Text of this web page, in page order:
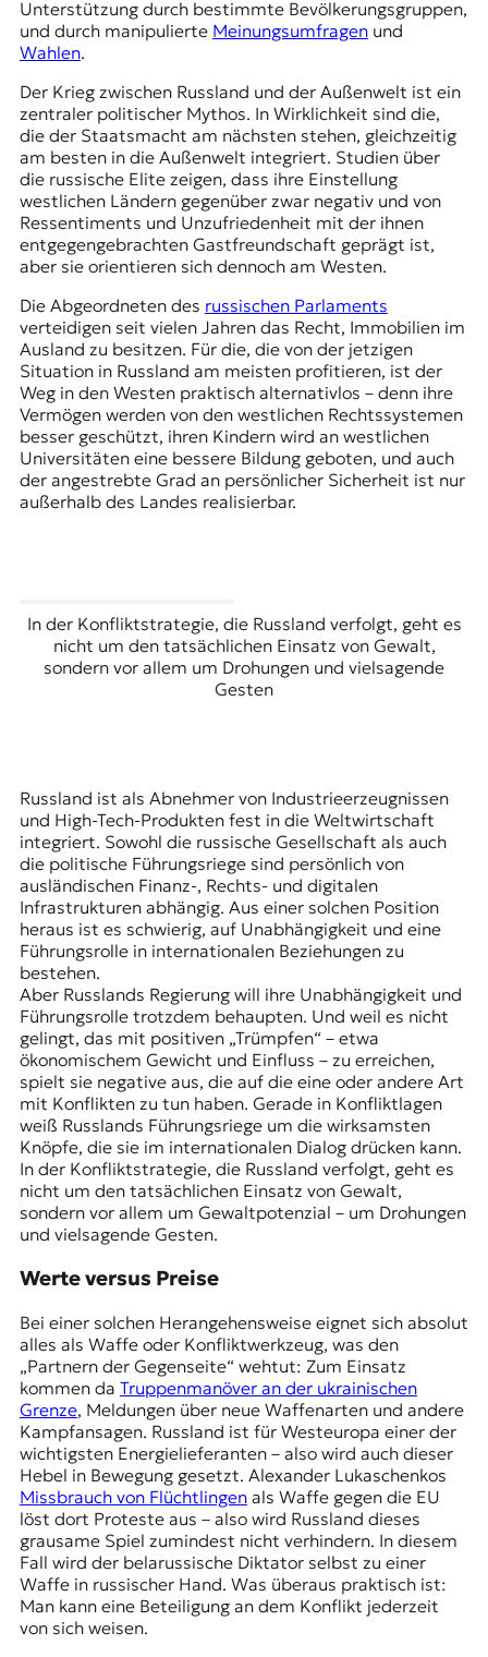
Unterstützung durch bestimmte Bevölkerungsgruppen,
und durch manipulierte Meinungsumfragenund
Wahlen.
Der Krieg zwischen Russland und der Außenwelt ist ein
zentraler politischer Mythos. In Wirklichkeit sind die,
die der Staatsmacht am nächsten stehen, gleichzeitig
am besten in die Außenwelt integriert. Studien über
die russische Elite zeigen, dass ihre Einstellung
westlichen Ländern gegenüber zwar negativ und von
Ressentiments und Unzufriedenheit mit der ihnen
entgegengebrachten Gastfreundschaft geprägt ist,
aber sie orientieren sich dennoch am Westen.
Die Abgeordneten des russischen Parlaments
verteidigen seit vielen Jahren das Recht, Immobilien im
Ausland zu besitzen. Für die, die von der jetzigen
Situation in Russland am meisten profitieren, ist der
Weg in den Westen praktisch alternativlos – denn ihre
Vermögen werden von den westlichen Rechtssystemen
besser geschützt, ihren Kindern wird an westlichen
Universitäten eine bessere Bildung geboten, und auch
der angestrebte Grad an persönlicher Sicherheit ist nur
außerhalb des Landes realisierbar.
In der Konfliktstrategie, die Russland verfolgt, geht es
nicht um den tatsächlichen Einsatz von Gewalt,
sondern vor allem um Drohungen und vielsagende
Gesten
Russland ist als Abnehmer von Industrieerzeugnissen
und High-Tech-Produkten fest in die Weltwirtschaft
integriert. Sowohl die russische Gesellschaft als auch
die politische Führungsriege sind persönlich von
ausländischen Finanz-, Rechts- und digitalen
Infrastrukturen abhängig. Aus einer solchen Position
heraus ist es schwierig, auf Unabhängigkeit und eine
Führungsrolle in internationalen Beziehungen zu
bestehen.
Aber Russlands Regierung will ihre Unabhängigkeit und
Führungsrolle trotzdem behaupten. Und weil es nicht
gelingt, das mit positiven „Trümpfen“ – etwa
ökonomischem Gewicht und Einfluss – zu erreichen,
spielt sie negative aus, die auf die eine oder andere Art
mit Konflikten zu tun haben. Gerade in Konfliktlagen
weiß Russlands Führungsriege um die wirksamsten
Knöpfe, die sie im internationalen Dialog drücken kann.
In der Konfliktstrategie, die Russland verfolgt, geht es
nicht um den tatsächlichen Einsatz von Gewalt,
sondern vor allem um Gewaltpotenzial – um Drohungen
und vielsagende Gesten.
Werte versus Preise
Bei einer solchen Herangehensweise eignet sich absolut
alles als Waffe oder Konfliktwerkzeug, was den
„Partnern der Gegenseite“ wehtut: Zum Einsatz
kommen da Truppenmanöver an der ukrainischen
Grenze, Meldungen über neue Waffenarten und andere
Kampfansagen. Russland ist für Westeuropa einer der
wichtigsten Energielieferanten – also wird auch dieser
Hebel in Bewegung gesetzt. Alexander Lukaschenkos
Missbrauch von Flüchtlingenals Waffe gegen die EU
löst dort Proteste aus – also wird Russland dieses
grausame Spiel zumindest nicht verhindern. In diesem
Fall wird der belarussische Diktator selbst zu einer
Waffe in russischer Hand. Was überaus praktisch ist:
Man kann eine Beteiligung an dem Konflikt jederzeit
von sich weisen.